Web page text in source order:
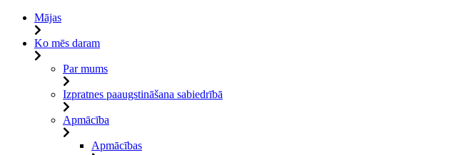
Mājas
Ko mēs daram
Par mums
Izpratnes paaugstināšana sabiedrībā
Apmācība
Apmācības